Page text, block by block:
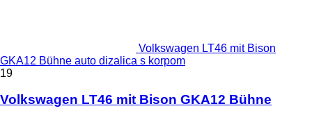
Volkswagen LT46 mit Bison
GKA12 Bühne auto dizalica s korpom
19
Volkswagen LT46 mit Bison GKA12 Bühne